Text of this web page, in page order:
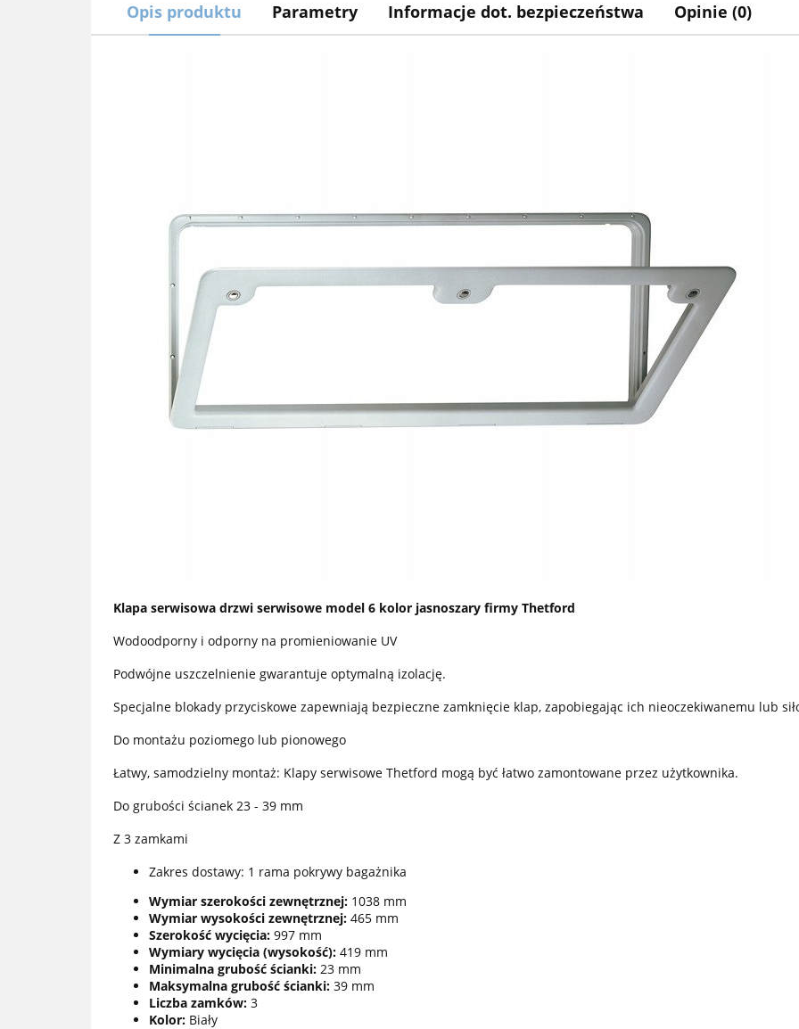
Opis produktu Parametry Informacje dot. bezpieczeństwa Opinie (0)
Klapa serwisowa drzwi serwisowe model 6 kolor jasnoszary firmy Thetford
Wodoodporny i odporny na promieniowanie UV
Podwójne uszczelnienie gwarantuje optymalną izolację.
Specjalne blokady przyciskowe zapewniają bezpieczne zamknięcie klap, zapobiegając ich nieoczekiwanemu lub
Do montażu poziomego lub pionowego
Łatwy, samodzielny montaż: Klapy serwisowe Thetford mogą być łatwo zamontowane przez użytkownika.
Do grubości ścianek 23 - 39 mm
Z 3 zamkami
Zakres dostawy: 1 rama pokrywy bagażnika
Wymiar szerokości zewnętrznej: 1038 mm
Wymiar wysokości zewnętrznej: 465 mm
Szerokość wycięcia: 997 mm
Wymiary wycięcia (wysokość): 419 mm
Minimalna grubość ścianki: 23 mm
Maksymalna grubość ścianki: 39 mm
Liczba zamków: 3
Kolor: Biały